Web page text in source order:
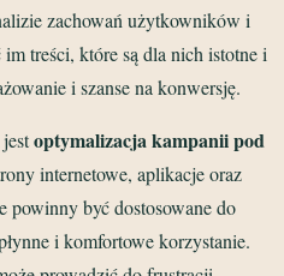
zachowań użytkowników i
treści, które są dla nich istotne i
i szanse na konwersję.
optymalizacja kampanii pod
internetowe, aplikacje oraz
powinny być dostosowane do
i komfortowe korzystanie.